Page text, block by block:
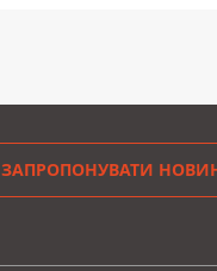
ЗАПРОПОНУВАТИ